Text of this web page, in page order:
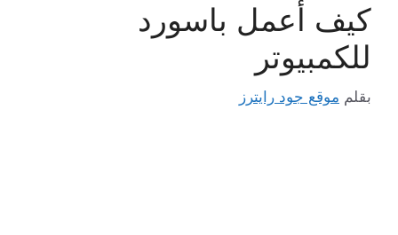
كيف أعمل باسورد
للكمبيوتر
بقلم موقع جود رايترز